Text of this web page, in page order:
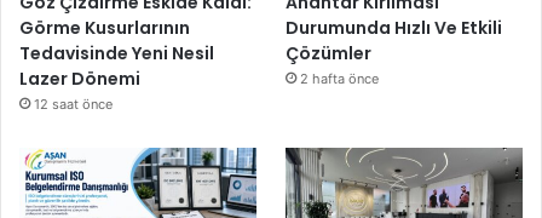
Görme Kusurlarının
Tedavisinde Yeni Nesil
Lazer Dönemi
12 saat önce
Durumunda Hızlı Ve Etkili
Çözümler
2 hafta önce